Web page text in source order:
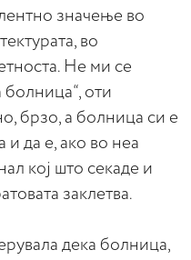
значење во
во
Не ми се
болница“, оти
брзо, а болница си е
и да е, ако во неа
кој што секаде и
заклетва.
дека болница,